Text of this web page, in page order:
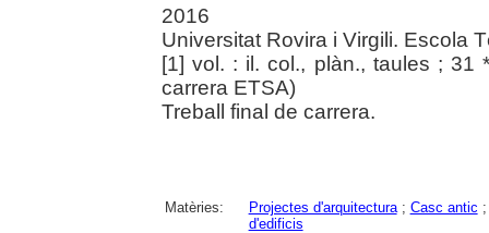
2016
Universitat Rovira i Virgili. Escola
[1] vol. : il. col., plàn., taules ; 31
carrera ETSA)
Treball final de carrera.
Matèries: Projectes d'arquitectura; Casc antic
d'edificis